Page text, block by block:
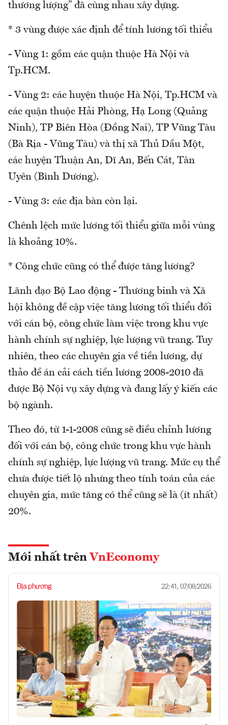
thương lượng” đã cùng nhau xây dựng.
* 3 vùng được xác định để tính lương tối thiểu
- Vùng 1: gồm các quận thuộc Hà Nội và
Tp.HCM.
- Vùng 2: các huyện thuộc Hà Nội, Tp.HCM và
các quận thuộc Hải Phòng, Hạ Long (Quảng
Ninh), TP Biên Hòa (Đồng Nai), TP Vũng Tàu
(Bà Rịa - Vũng Tàu) và thị xã Thủ Dầu Một,
các huyện Thuận An, Dĩ An, Bến Cát, Tân
Uyên (Bình Dương).
- Vùng 3: các địa bàn còn lại.
Chênh lệch mức lương tối thiểu giữa mỗi vùng
là khoảng 10%.
* Công chức cũng có thể được tăng lương?
Lãnh đạo Bộ Lao động - Thương binh và Xã
hội không đề cập việc tăng lương tối thiểu đối
với cán bộ, công chức làm việc trong khu vực
hành chính sự nghiệp, lực lượng vũ trang. Tuy
nhiên, theo các chuyên gia về tiền lương, dự
thảo đề án cải cách tiền lương 2008-2010 đã
được Bộ Nội vụ xây dựng và đang lấy ý kiến các
bộ ngành.
Theo đó, từ 1-1-2008 cũng sẽ điều chỉnh lương
đối với cán bộ, công chức trong khu vực hành
chính sự nghiệp, lực lượng vũ trang. Mức cụ thể
chưa được tiết lộ nhưng theo tính toán của các
chuyên gia, mức tăng có thể cũng sẽ là (ít nhất)
20%.
Mới nhất trên VnEconomy
Địa phương 22:41, 07/08/2026